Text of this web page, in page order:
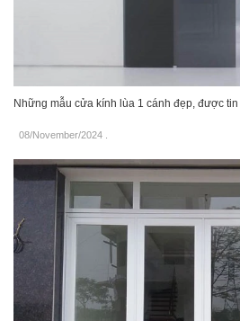
Những mẫu cửa kính lùa 1 cánh đẹp, được
08/November/2024